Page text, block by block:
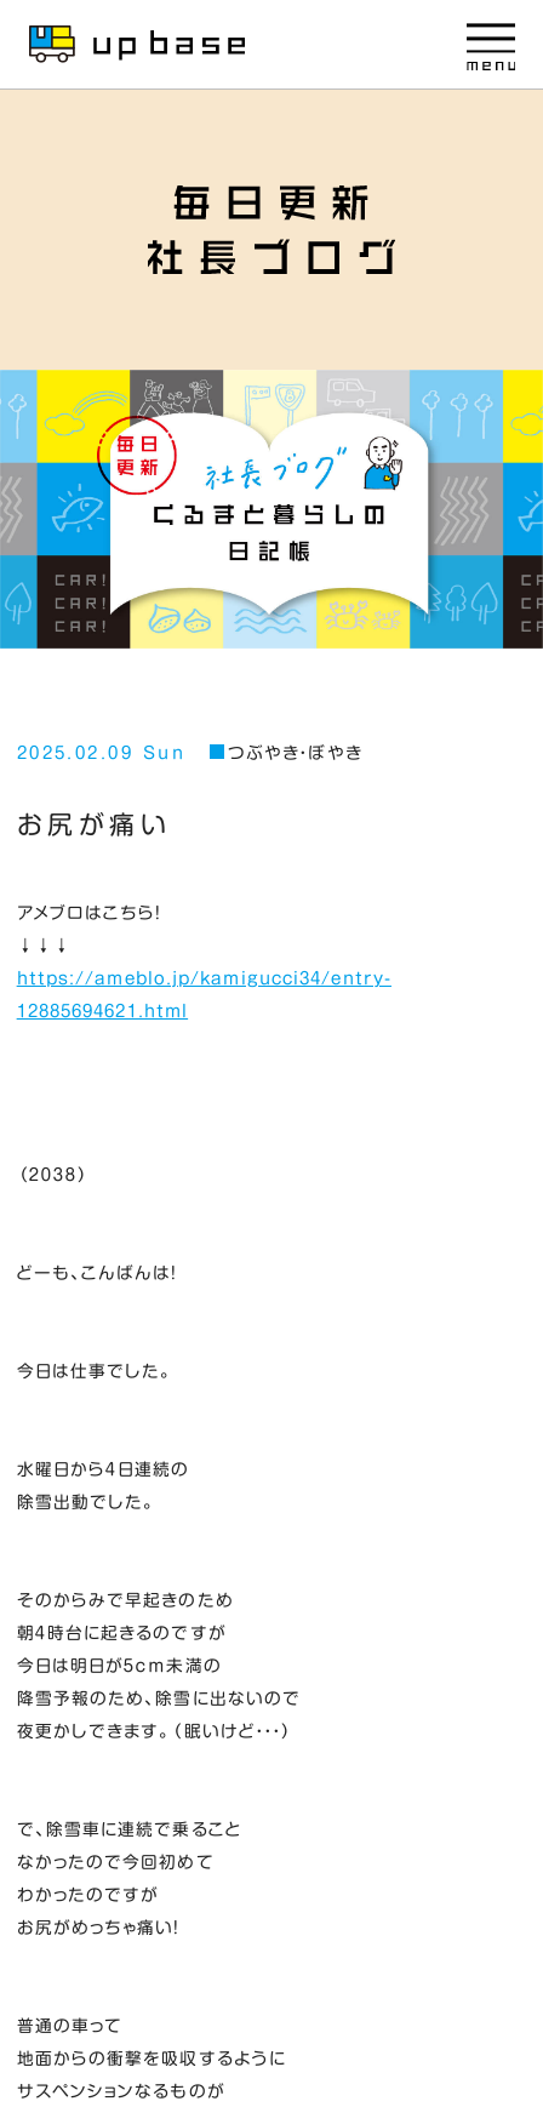
2025.02.09 Sun つぶやき・ぼやき
お尻が痛い
アメブロはこちら！
↓↓↓
https://ameblo.jp/kamigucci34/entry-
12885694621.html
（２０３８）
どーも、こんばんは！
今日は仕事でした。
水曜日から４日連続の
除雪出動でした。
そのからみで早起きのため
朝４時台に起きるのですが
今日は明日が５ｃｍ未満の
降雪予報のため、除雪に出ないので
夜更かしできます。（眠いけど・・・）
で、除雪車に連続で乗ること
なかったので今回初めて
わかったのですが
お尻がめっちゃ痛い！
普通の車って
地面からの衝撃を吸収するように
サスペンションなるものが